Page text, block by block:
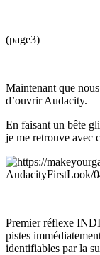
(page3)
Maintenant que
d’ouvrir Audacity.
En faisant un bête
je me retrouve avec
Premier réflexe
pistes
identifiables par la